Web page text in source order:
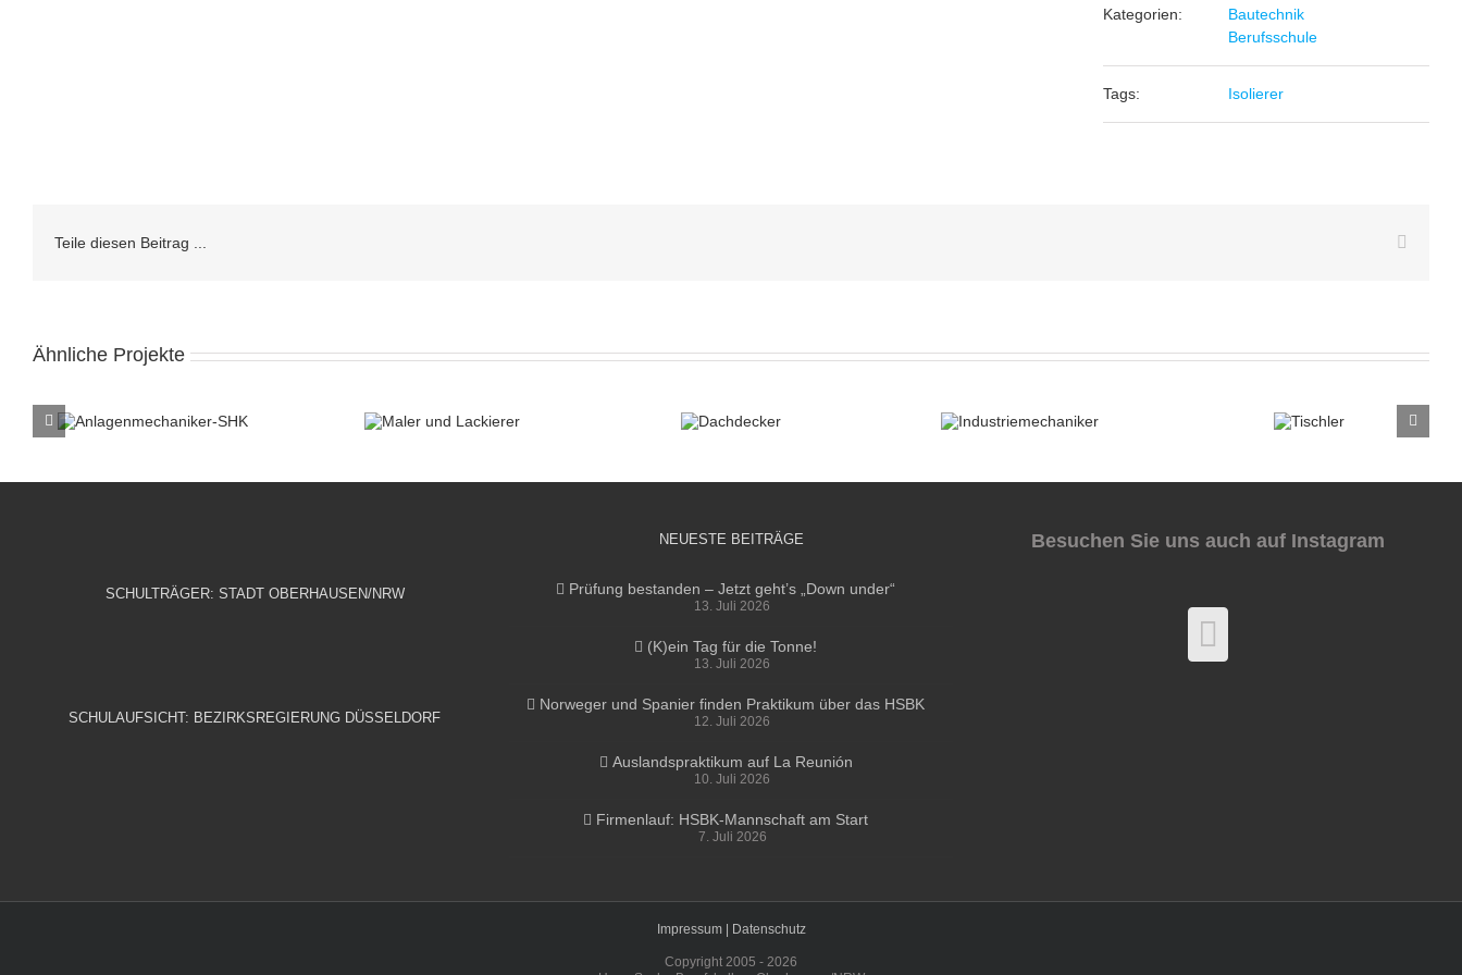
Kategorien:
Bautechnik
Berufsschule
Tags: Isolierer
Teile diesen Beitrag ...
Ähnliche Projekte
SCHULTRÄGER: STADT OBERHAUSEN/NRW
SCHULAUFSICHT: BEZIRKSREGIERUNG DÜSSELDORF
NEUESTE BEITRÄGE
Prüfung bestanden – Jetzt geht’s „Down under“
13. Juli 2026
(K)ein Tag für die Tonne!
13. Juli 2026
Norweger und Spanier finden Praktikum über das HSBK
12. Juli 2026
Auslandspraktikum auf La Reunión
10. Juli 2026
Firmenlauf: HSBK-Mannschaft am Start
7. Juli 2026
Besuchen Sie uns auch auf Instagram
Impressum | Datenschutz
Copyright 2005 - 2026